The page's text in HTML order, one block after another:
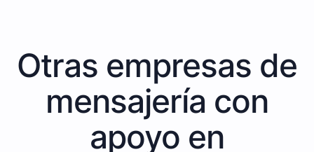
Otras empresas de
mensajería con
apoyo en